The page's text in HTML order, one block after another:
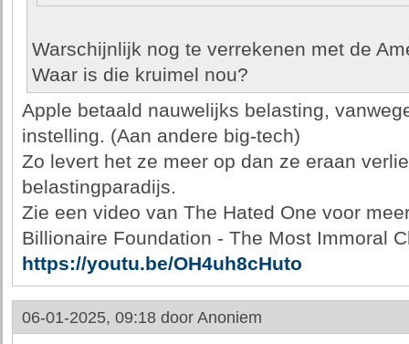
Warschijnlijk nog te verrekenen met de
Waar is die kruimel nou?
Apple betaald nauwelijks belasting,
instelling. (Aan andere big-tech)
Zo levert het ze meer op dan ze eraan
belastingparadijs.
Zie een video van The Hated One voor
Billionaire Foundation - The Most Immoral
https://youtu.be/OH4uh8cHuto
06-01-2025, 09:18 door Anoniem